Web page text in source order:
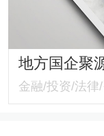
地方国企聚
金融/投资/法律